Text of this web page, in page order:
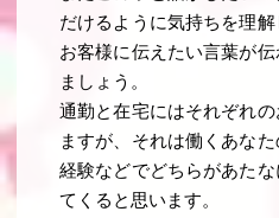
だけるように気持ちを理解
お客様に伝えたい言葉が
ましょう。
通勤と在宅にはそれぞれ
ますが、それは働くあな
経験などでどちらがあた
てくると思います。